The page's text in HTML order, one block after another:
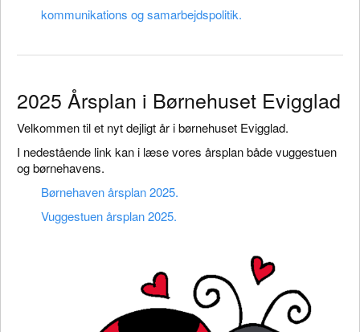
kommunikations og samarbejdspolitik.
2025 Årsplan i Børnehuset Evigglad
Velkommen til et nyt dejligt år i børnehuset Evigglad.
I nedestående link kan i læse vores årsplan både vuggestuen
og børnehavens.
Børnehaven årsplan 2025.
Vuggestuen årsplan 2025.